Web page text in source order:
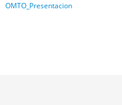
OMTO_Presentacion